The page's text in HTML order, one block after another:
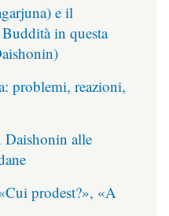
e il
in questa
problemi, reazioni,
alle
prodest?», «A